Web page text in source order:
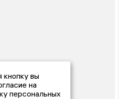
вы
на
персональных